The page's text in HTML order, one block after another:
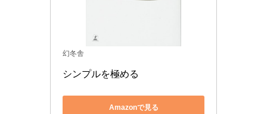
幻冬舎
シンプルを極める
Amazonで見る